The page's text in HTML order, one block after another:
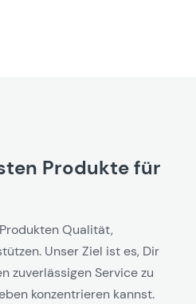
Produkte für
Qualität,
Unser Ziel ist es, Dir
zuverlässigen Service zu
konzentrieren kannst.